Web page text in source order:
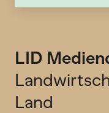
LID
Land